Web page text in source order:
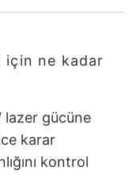
için ne kadar
lazer gücüne
karar
kontrol